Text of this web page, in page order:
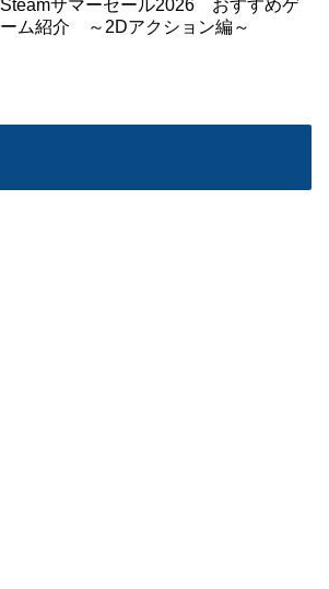
Steamサマーセール2026 おすすめゲ
ーム紹介 ～2Dアクション編～